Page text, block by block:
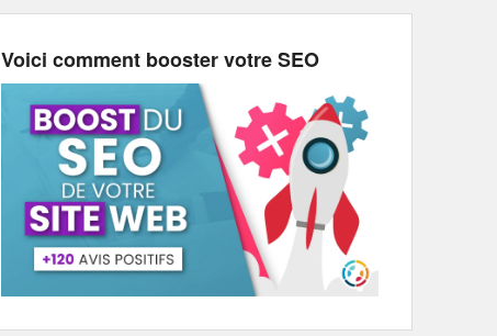
Voici comment booster votre SEO